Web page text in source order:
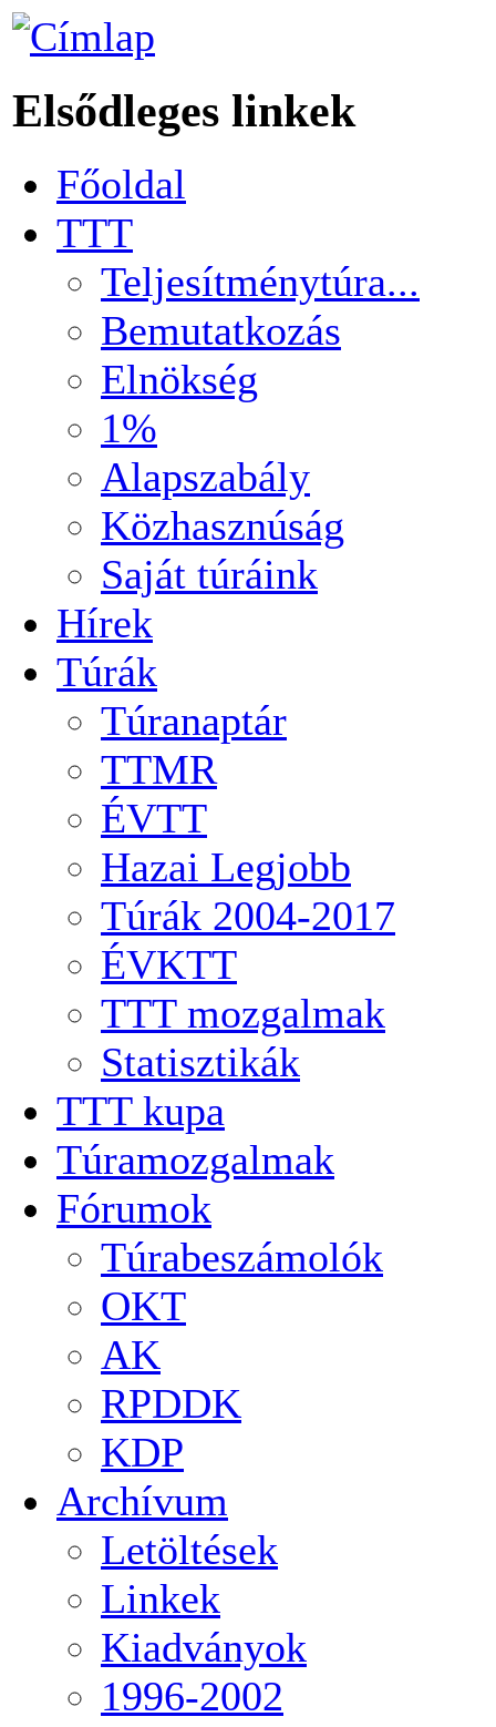
Elsődleges linkek
Főoldal
TTT
Teljesítménytúra...
Bemutatkozás
Elnökség
1%
Alapszabály
Közhasznúság
Saját túráink
Hírek
Túrák
Túranaptár
TTMR
ÉVTT
Hazai Legjobb
Túrák 2004-2017
ÉVKTT
TTT mozgalmak
Statisztikák
TTT kupa
Túramozgalmak
Fórumok
Túrabeszámolók
OKT
AK
RPDDK
KDP
Archívum
Letöltések
Linkek
Kiadványok
1996-2002